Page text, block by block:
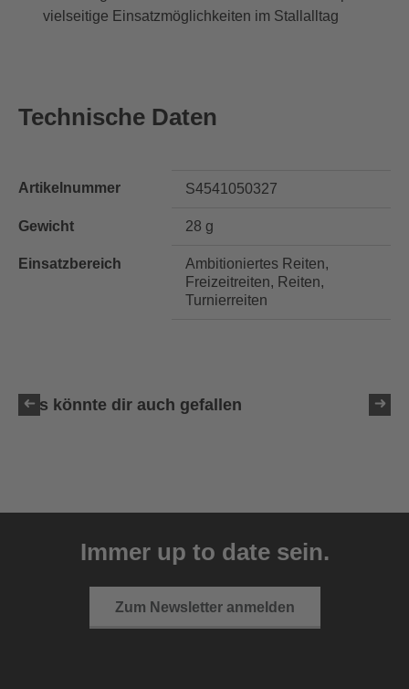
vielseitige Einsatzmöglichkeiten im Stallalltag
Technische Daten
Artikelnummer S4541050327
Gewicht 28 g
Einsatzbereich
Ambitioniertes Reiten,
Freizeitreiten, Reiten,
Turnierreiten
Das könnte dir auch gefallen
9 FarbvariantenImmer up to date sein.
Zum Newsletter anmelden